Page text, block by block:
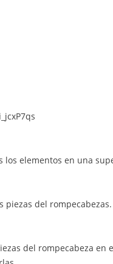
los elementos en una
piezas del rompecabezas.
del rompecabeza en